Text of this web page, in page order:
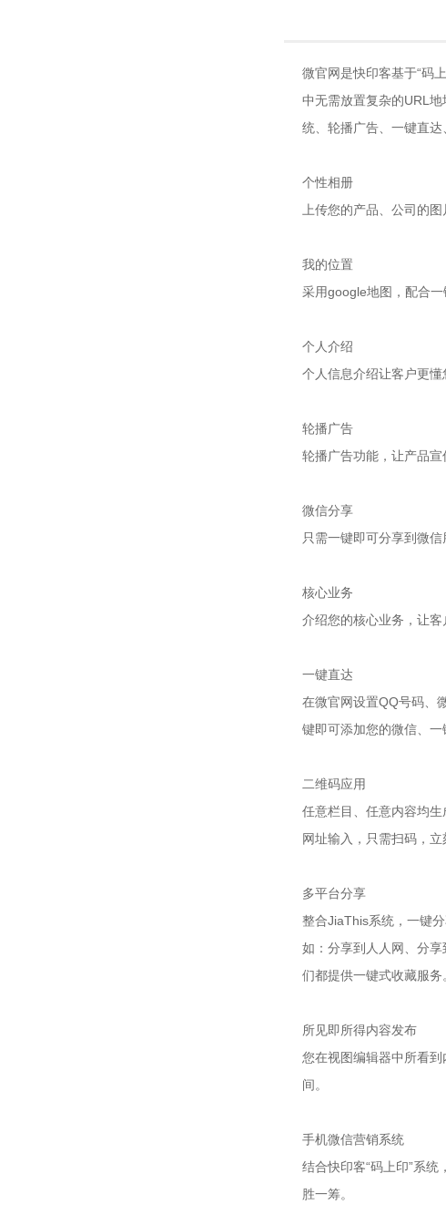
微官网是快印客基于“码
中无需放置复杂的URL
统、轮播广告、一键直达
个性相册
上传您的产品、公司的图
我的位置
采用google地图，配合一
个人介绍
个人信息介绍让客户更懂
轮播广告
轮播广告功能，让产品宣
微信分享
只需一键即可分享到微信
核心业务
介绍您的核心业务，让客
一键直达
在微官网设置QQ号码、
键即可添加您的微信、一
二维码应用
任意栏目、任意内容均
网址输入，只需扫码，立
多平台分享
整合JiaThis系统，一键分
如：分享到人人网、分
们都提供一键式收藏服务
所见即所得内容发布
您在视图编辑器中所看
间。
手机微信营销系统
结合快印客“码上印”系
胜一筹。